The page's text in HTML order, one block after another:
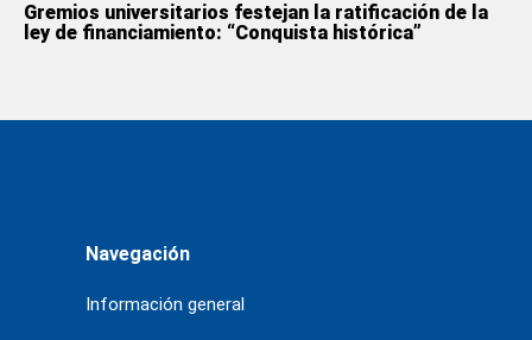
Gremios universitarios festejan la ratificación de la
ley de financiamiento: “Conquista histórica”
Navegación
Información general